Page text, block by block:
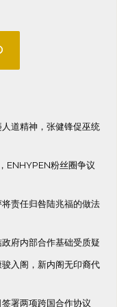
道精神，张健锋促巫统
ENHYPEN粉丝圈争议
责任归咎陆兆福的做法
府内部合作基础受质疑
入阁，新内阁无印裔代
署两项跨国合作协议